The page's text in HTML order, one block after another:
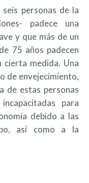
personas de la
padece una
y que más de un
75 años padecen
cierta medida. Una
de envejecimiento,
de estas personas
para
debido a las
así como a la